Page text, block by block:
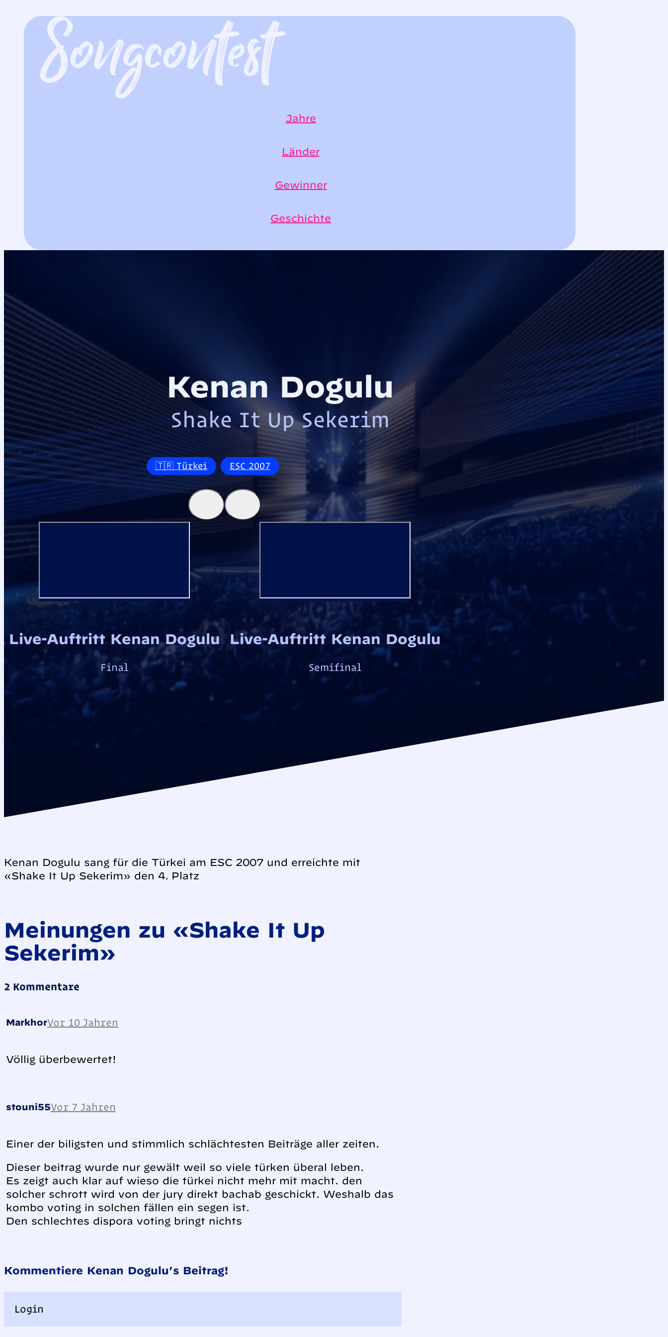
Jahre
Länder
Gewinner
Geschichte
Kenan Dogulu
Shake It Up Sekerim
🇹🇷 Türkei ESC 2007
Live-Auftritt Kenan Dogulu
Final
Live-Auftritt Kenan Dogulu
Semifinal
Kenan Dogulu sang für die Türkei am ESC 2007 und erreichte mit
«Shake It Up Sekerim» den 4. Platz
Meinungen zu «Shake It Up
Sekerim»
2 Kommentare
MarkhorVor 10 Jahren
Völlig überbewertet!
stouni55Vor 7 Jahren
Einer der biligsten und stimmlich schlächtesten Beiträge aller zeiten.
Dieser beitrag wurde nur gewält weil so viele türken überal leben.
Es zeigt auch klar auf wieso die türkei nicht mehr mit macht. den
solcher schrott wird von der jury direkt bachab geschickt. Weshalb das
kombo voting in solchen fällen ein segen ist.
Den schlechtes dispora voting bringt nichts
Kommentiere Kenan Dogulu's Beitrag!
Login